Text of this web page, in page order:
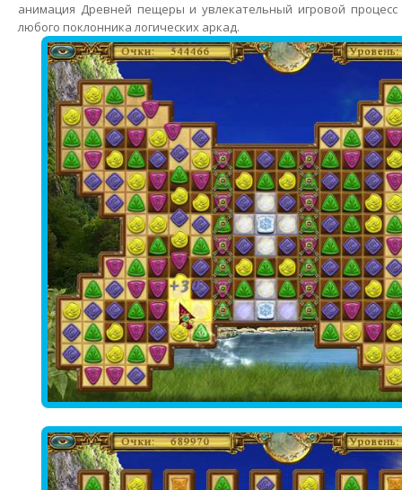
анимация Древней пещеры и увлекательный игровой
любого поклонника логических аркад.